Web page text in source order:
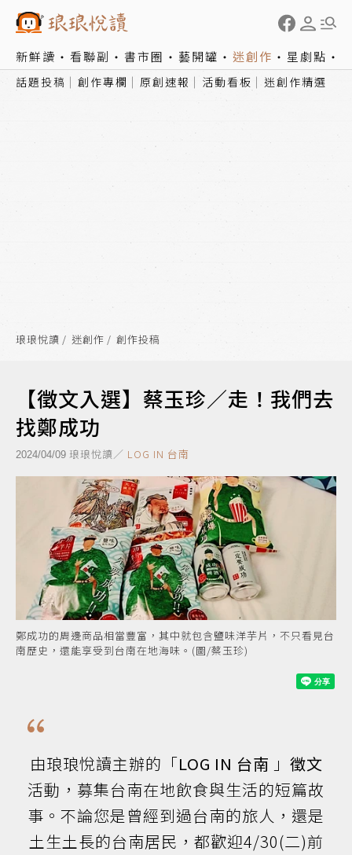
新鮮讀 看聯副 書市圈 藝開罐 迷創作 星劇點
話題投稿 創作專欄 原創速報 活動看板 迷創作精選
琅琅悅讀 迷創作 創作投稿
【徵文入選】蔡玉珍／走！我們去
找鄭成功
2024/04/09 琅琅悅讀／ LOG IN 台南
鄭成功的周邊商品相當豐富，其中就包含鹽味洋芋片，不只看見台
南歷史，還能享受到台南在地海味。(圖/蔡玉珍)
由琅琅悅讀主辦的「LOG IN 台南 」 徵文
活動，募集台南在地飲食與生活的短篇故
事。不論您是曾經到過台南的旅人，還是
土生土長的台南居民，都歡迎4/30(二)前